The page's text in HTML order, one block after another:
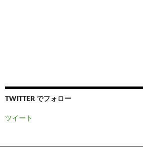
TWITTER でフォロー
ツイート